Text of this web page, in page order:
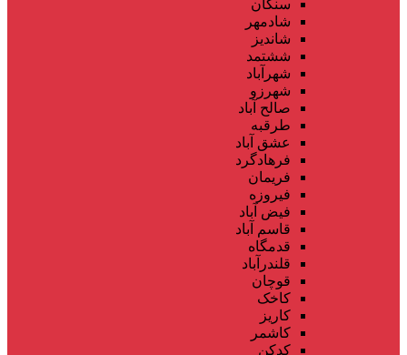
سنگان
شادمهر
شاندیز
ششتمد
شهرآباد
شهرزو
صالح آباد
طرقبه
عشق آباد
فرهادگرد
فریمان
فیروزه
فیض آباد
قاسم آباد
قدمگاه
قلندرآباد
قوچان
کاخک
کاریز
کاشمر
کدکن